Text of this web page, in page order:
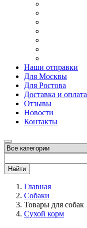
Наши отправки
Для Москвы
Для Ростова
Доставка и оплата
Отзывы
Новости
Контакты
Найти
Главная
Собаки
Товары для собак
Сухой корм